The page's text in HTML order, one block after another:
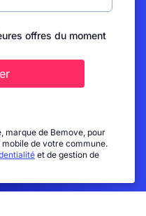
offres du moment
marque de Bemove, pour
de votre commune.
et de gestion de